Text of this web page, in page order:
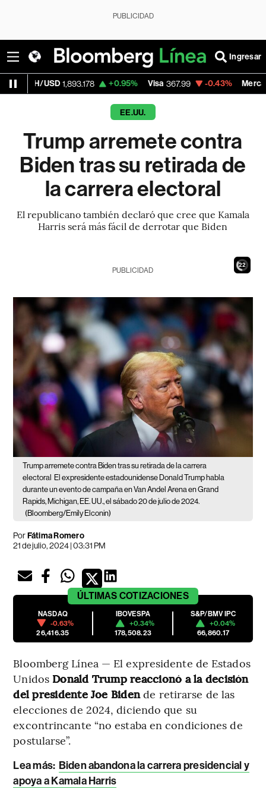
PUBLICIDAD
Ingresar
1,893.178 +0.95% Visa 367.99 -0.43% MercadoLibre
EE.UU.
Trump arremete contra
Biden tras su retirada de
la carrera electoral
El republicano también declaró que cree que Kamala
Harris será más fácil de derrotar que Biden
20
PUBLICIDAD
Trump arremete contra Biden tras su retirada de la carrera
electoral
El expresidente estadounidense Donald Trump habla
durante un evento de campaña en Van Andel Arena en Grand
Rapids, Michigan, EE. UU., el sábado 20 de julio de 2024.
(Bloomberg/Emily Elconin)
PorFátima Romero
21 de julio, 2024 | 03:31 PM
ÚLTIMAS COTIZACIONES
NASDAQ
-0.63%
26,416.35
IBOVESPA
+0.34%
178,508.23
S&P/BMV IPC
+0.04%
66,860.17
Bloomberg Línea — El expresidente de Estados
Unidos Donald Trump reaccionó a la decisión
del presidente Joe Bidende retirarse de las
elecciones de 2024, diciendo que su
excontrincante “no estaba en condiciones de
postularse”.
Lea más: Biden abandona la carrera presidencial y
apoya a Kamala Harris